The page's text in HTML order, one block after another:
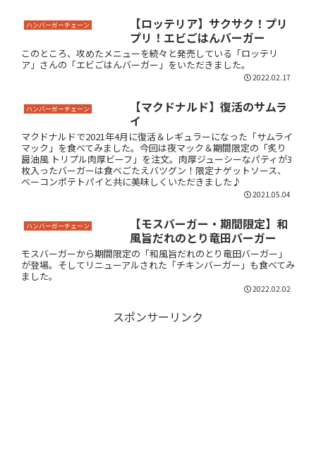
ハンバーガーチェーン
【ロッテリア】サクサク！プリ
プリ！エビごはんバーガー
このところ、攻めたメニューを続々と発売している「ロッテリ
ア」さんの「エビごはんバーガー」をいただきました。
2022.02.17
ハンバーガーチェーン
【マクドナルド】復活のサムラ
イ
マクドナルドで2021年4月に復活＆レギュラーになった「サムライ
マック」を食べてみました。今回は夜マック＆期間限定の「炙り
醤油風 トリプル肉厚ビーフ」を注文。肉厚ジューシーなパティが3
枚入ったバーガーは食べごたえバツグン！限定ナゲットソース、
ベーコンポテトパイと共に美味しくいただきました♪
2021.05.04
ハンバーガーチェーン
【モスバーガー・期間限定】和
風旨だれのとり竜田バーガー
モスバーガーから期間限定の「和風旨だれのとり竜田バーガー」
が登場。そしてリニューアルされた「チキンバーガー」も食べてみ
ました。
2022.02.02
スポンサーリンク